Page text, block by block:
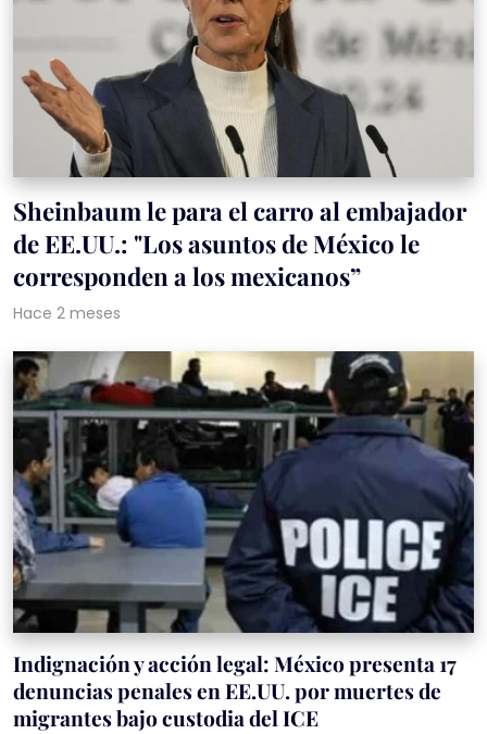
Sheinbaum le para el carro al embajador
de EE.UU.: "Los asuntos de México le
corresponden a los mexicanos”
Hace 2 meses
Indignación y acción legal: México presenta 17
denuncias penales en EE.UU. por muertes de
migrantes bajo custodia del ICE